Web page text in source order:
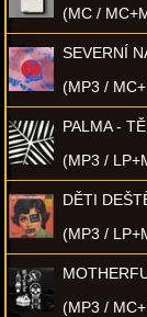
(MC /
SEVERNÍ
(MP3 /
PALMA -
(MP3 /
DĚTI
(MP3 /
(MP3 /